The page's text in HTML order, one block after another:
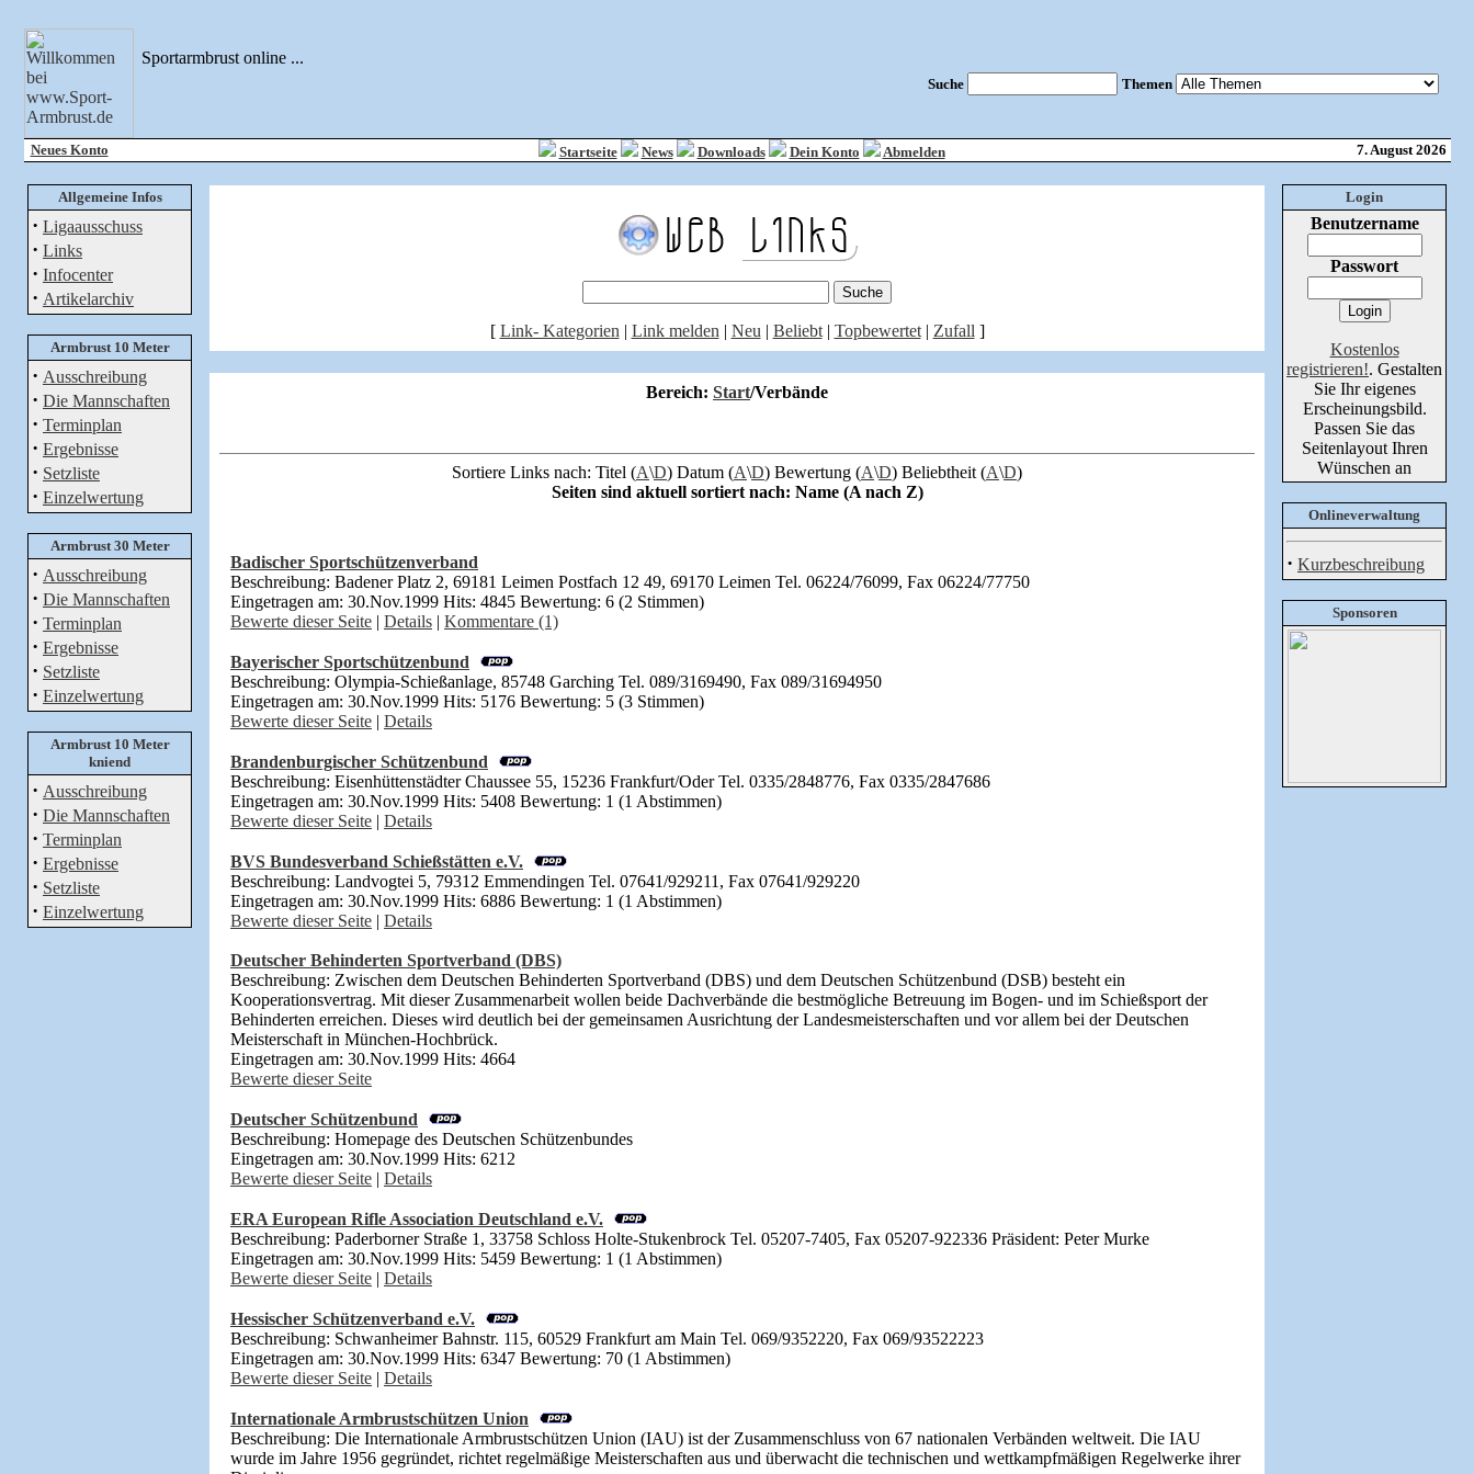
Sportarmbrust online ...
Suche Themen
Neues Konto Startseite News Downloads Dein Konto Abmelden 7. August 2026
Allgemeine Infos
· Ligaausschuss
· Links
· Infocenter
· Artikelarchiv
Armbrust 10 Meter
· Ausschreibung
· Die Mannschaften
· Terminplan
· Ergebnisse
· Setzliste
· Einzelwertung
Armbrust 30 Meter
· Ausschreibung
· Die Mannschaften
· Terminplan
· Ergebnisse
· Setzliste
· Einzelwertung
Armbrust 10 Meter
kniend
· Ausschreibung
· Die Mannschaften
· Terminplan
· Ergebnisse
· Setzliste
· Einzelwertung
[ Link- Kategorien | Link melden | Neu | Beliebt| Topbewertet| Zufall ]
Bereich: Start/Verbände
Sortiere Links nach: Titel (A\D) Datum (A\D) Bewertung (A\D) Beliebtheit (A\D)
Seiten sind aktuell sortiert nach: Name (A nach Z)
Badischer Sportschützenverband
Beschreibung: Badener Platz 2, 69181 Leimen Postfach 12 49, 69170 Leimen Tel. 06224/76099, Fax 06224/77750
Eingetragen am: 30.Nov.1999 Hits: 4845 Bewertung: 6 (2 Stimmen)
Bewerte dieser Seite | Details | Kommentare (1)
Bayerischer Sportschützenbund
Beschreibung: Olympia-Schießanlage, 85748 Garching Tel. 089/3169490, Fax 089/31694950
Eingetragen am: 30.Nov.1999 Hits: 5176 Bewertung: 5 (3 Stimmen)
Bewerte dieser Seite | Details
Brandenburgischer Schützenbund
Beschreibung: Eisenhüttenstädter Chaussee 55, 15236 Frankfurt/Oder Tel. 0335/2848776, Fax 0335/2847686
Eingetragen am: 30.Nov.1999 Hits: 5408 Bewertung: 1 (1 Abstimmen)
Bewerte dieser Seite | Details
BVS Bundesverband Schießstätten e.V.
Beschreibung: Landvogtei 5, 79312 Emmendingen Tel. 07641/929211, Fax 07641/929220
Eingetragen am: 30.Nov.1999 Hits: 6886 Bewertung: 1 (1 Abstimmen)
Bewerte dieser Seite | Details
Deutscher Behinderten Sportverband (DBS)
Beschreibung: Zwischen dem Deutschen Behinderten Sportverband (DBS) und dem Deutschen Schützenbund (DSB) besteht ein
Kooperationsvertrag. Mit dieser Zusammenarbeit wollen beide Dachverbände die bestmögliche Betreuung im Bogen- und im Schießsport der
Behinderten erreichen. Dieses wird deutlich bei der gemeinsamen Ausrichtung der Landesmeisterschaften und vor allem bei der Deutschen
Meisterschaft in München-Hochbrück.
Eingetragen am: 30.Nov.1999 Hits: 4664
Bewerte dieser Seite
Deutscher Schützenbund
Beschreibung: Homepage des Deutschen Schützenbundes
Eingetragen am: 30.Nov.1999 Hits: 6212
Bewerte dieser Seite | Details
ERA European Rifle Association Deutschland e.V.
Beschreibung: Paderborner Straße 1, 33758 Schloss Holte-Stukenbrock Tel. 05207-7405, Fax 05207-922336 Präsident: Peter Murke
Eingetragen am: 30.Nov.1999 Hits: 5459 Bewertung: 1 (1 Abstimmen)
Bewerte dieser Seite | Details
Hessischer Schützenverband e.V.
Beschreibung: Schwanheimer Bahnstr. 115, 60529 Frankfurt am Main Tel. 069/9352220, Fax 069/93522223
Eingetragen am: 30.Nov.1999 Hits: 6347 Bewertung: 70 (1 Abstimmen)
Bewerte dieser Seite | Details
Internationale Armbrustschützen Union
Beschreibung: Die Internationale Armbrustschützen Union (IAU) ist der Zusammenschluss von 67 nationalen Verbänden weltweit. Die IAU
wurde im Jahre 1956 gegründet, richtet regelmäßige Meisterschaften aus und überwacht die technischen und wettkampfmäßigen Regelwerke ihrer
Login
Benutzername
Passwort
Kostenlos
registrieren!. Gestalten
Sie Ihr eigenes
Erscheinungsbild.
Passen Sie das
Seitenlayout Ihren
Wünschen an
Onlineverwaltung
· Kurzbeschreibung
Sponsoren